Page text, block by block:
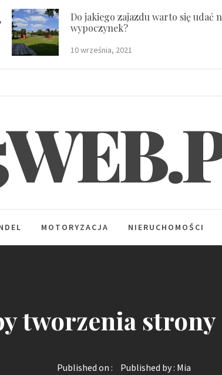
Do jakiego zajazdu warto się udać
wypoczynek?
10 września, 2021
MOTORYZACJA NIERUCHOMOŚCI
tworzenia
Published on : Published by : Mia